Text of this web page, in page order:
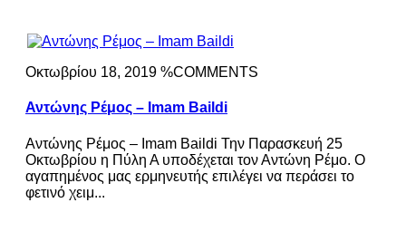
Οκτωβρίου 18, 2019 %COMMENTS
Αντώνης Ρέμος – Imam Baildi
Αντώνης Ρέμος – Imam Baildi Την Παρασκευή 25
Οκτωβρίου η Πύλη Α υποδέχεται τον Αντώνη Ρέμο. Ο
αγαπημένος μας ερμηνευτής επιλέγει να περάσει το
φετινό χειμ...